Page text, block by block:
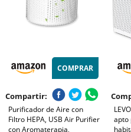
COMPRAR
Compartir:
Purificador de Aire con
Filtro HEPA, USB Air Purifier
con Aromaterapia,
apto